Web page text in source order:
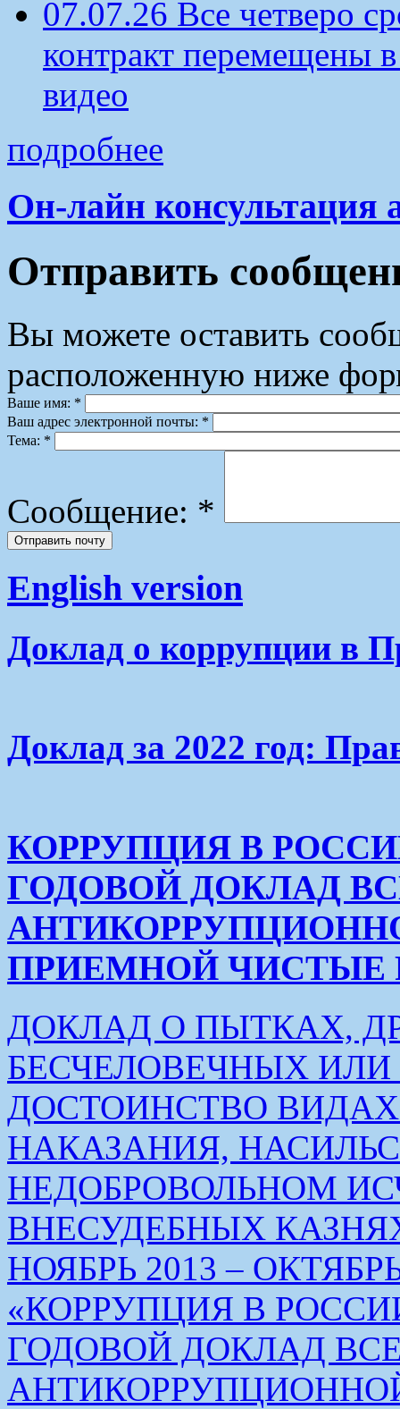
07.07.26 Все четверо
контракт перемещены
видео
подробнее
Он-лайн консультация
Отправить
Вы можете оставить
расположенную ниже
Ваше имя: *
Ваш адрес электронной почты: *
Тема: *
Сообщение: *
English version
Доклад о коррупции в
Доклад за 2022 год:
КОРРУПЦИЯ В
ГОДОВОЙ ДОКЛАД
ПРИЕМНОЙ ЧИСТЫЕ
ДОКЛАД О ПЫТКАХ,
БЕСЧЕЛОВЕЧНЫХ
ДОСТОИНСТВО
НАКАЗАНИЯ,
НЕДОБРОВОЛЬНОМ
ВНЕСУДЕБНЫХ
НОЯБРЬ 2013 – ОКТЯБРЬ
«КОРРУПЦИЯ В
ГОДОВОЙ ДОКЛАД